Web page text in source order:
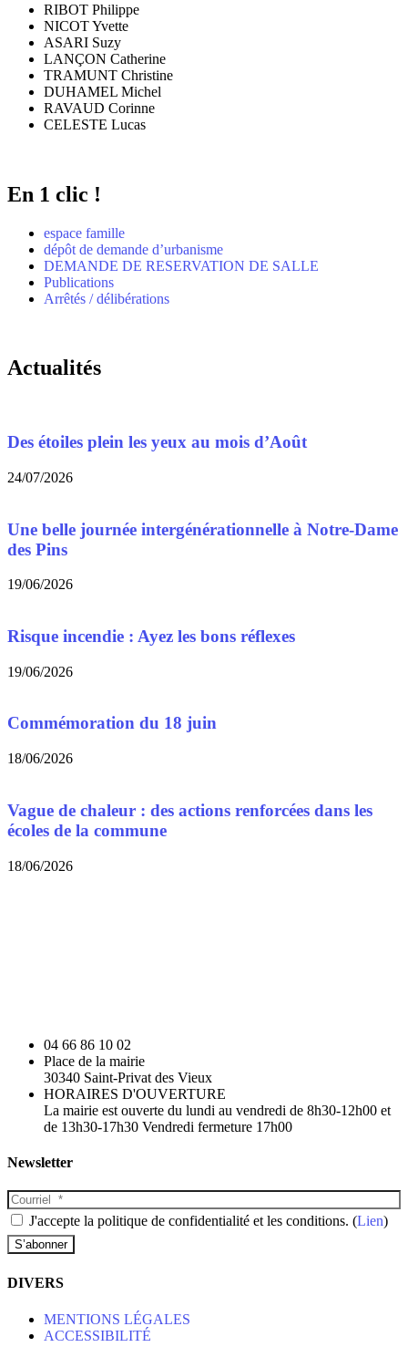
RIBOT Philippe
NICOT Yvette
ASARI Suzy
LANÇON Catherine
TRAMUNT Christine
DUHAMEL Michel
RAVAUD Corinne
CELESTE Lucas
En 1 clic !
espace famille
dépôt de demande d’urbanisme
DEMANDE DE RESERVATION DE SALLE
Publications
Arrêtés / délibérations
Actualités
Des étoiles plein les yeux au mois d’Août
24/07/2026
Une belle journée intergénérationnelle à Notre-Dame
des Pins
19/06/2026
Risque incendie : Ayez les bons réflexes
19/06/2026
Commémoration du 18 juin
18/06/2026
Vague de chaleur : des actions renforcées dans les
écoles de la commune
18/06/2026
04 66 86 10 02
Place de la mairie
30340 Saint-Privat des Vieux
HORAIRES D'OUVERTURE
La mairie est ouverte du lundi au vendredi de 8h30-12h00 et
de 13h30-17h30 Vendredi fermeture 17h00
Newsletter
J'accepte la politique de confidentialité et les conditions. (Lien)
DIVERS
MENTIONS LÉGALES
ACCESSIBILITÉ